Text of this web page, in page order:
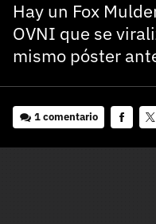
Hay un Fox
OVNI que se
mismo póster
1 comentario